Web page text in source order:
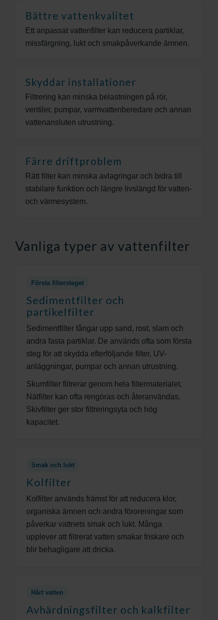
Bättre vattenkvalitet
Ett anpassat vattenfilter kan reducera partiklar,
missfärgning, lukt och smakpåverkande ämnen.
Skyddar installationer
Filtrering kan minska belastningen på rör,
ventiler, pumpar, varmvattenberedare och annan
vattenansluten utrustning.
Färre driftproblem
Rätt filter kan minska avlagringar och bidra till
stabilare funktion och längre livslängd för vatten-
och värmesystem.
Vanliga typer av vattenfilter
Första filtersteget
Sedimentfilter och
partikelfilter
Sedimentfilter fångar upp sand, rost, slam och
andra fasta partiklar. De används ofta som första
steg för att skydda efterföljande filter, UV-
anläggningar, pumpar och annan utrustning.
Skumfilter filtrerar genom hela filtermaterialet.
Nätfilter kan ofta rengöras och återanvändas.
Skivfilter ger stor filtreringsyta och hög
kapacitet.
Smak och lukt
Kolfilter
Kolfilter används främst för att reducera klor,
organiska ämnen och andra föroreningar som
påverkar vattnets smak och lukt. Många
upplever att filtrerat vatten smakar friskare och
blir behagligare att dricka.
Hårt vatten
Avhärdningsfilter och kalkfilter